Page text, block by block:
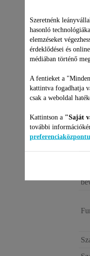
Szeretnénk
hasonló
elemzéseket
érdeklődései és
médiában történő
A fentieket a
kattintva fogadhatja
csak a weboldal
Kattintson a "Saját
további